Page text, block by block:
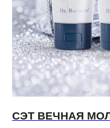
СЭТ ВЕЧНАЯ